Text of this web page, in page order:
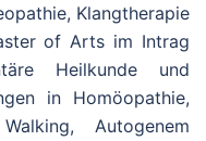
Klangtherapie
of Arts im Intrag
Heilkunde und
in Homöopathie,
Autogenem